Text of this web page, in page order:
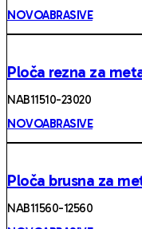
NOVOABRASIVE
Ploča rezna za
NAB11510-23020
NOVOABRASIVE
Ploča brusna za
NAB11560-12560